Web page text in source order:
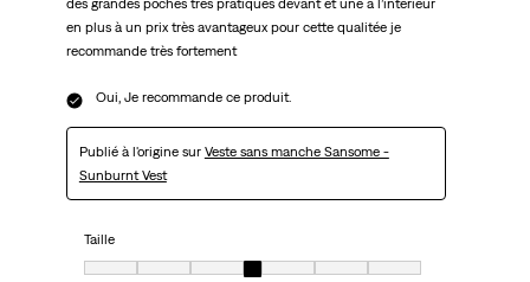
des grandes poches très pratiques devant et une à l’intérieur
en plus à un prix très avantageux pour cette qualitée je
recommande très fortement
Oui, Je recommande ce produit.
Publié à l'origine sur Veste sans manche Sansome -
Sunburnt Vest
Taille
Taille, 4 sur 7, où 1 est égal à Très petit et 7 est égal à Très grand